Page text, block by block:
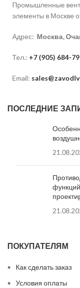
Промышленные
элементы в Москве
Адрес: Москва,
Тел.: +7 (905) 684-
Email:
ПОСЛЕДНИЕ
ПОКУПАТЕЛЯМ
Как сделать заказ
Условия оплаты